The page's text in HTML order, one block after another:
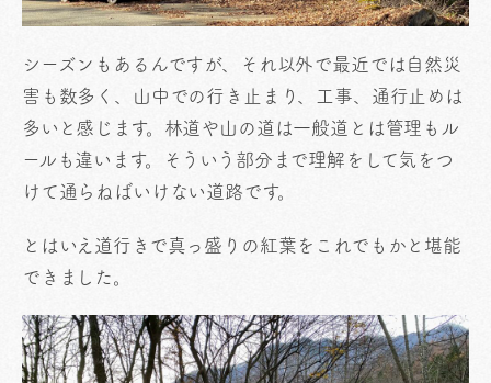
シーズンもあるんですが、それ以外で最近では自然災
害も数多く、山中での行き止まり、工事、通行止めは
多いと感じます。林道や山の道は一般道とは管理もル
ールも違います。そういう部分まで理解をして気をつ
けて通らねばいけない道路です。
とはいえ道行きで真っ盛りの紅葉をこれでもかと堪能
できました。